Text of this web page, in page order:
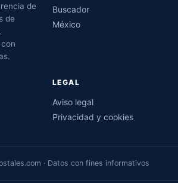
de
de
Buscador
México
LEGAL
Aviso legal
Privacidad y cookies
· Datos con fines informativos